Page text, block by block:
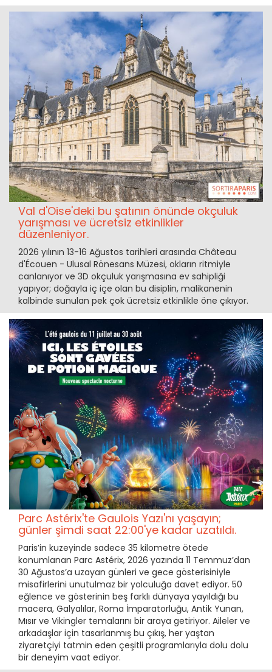
Val d'Oise'deki bu şatının önünde okçuluk
yarışması ve ücretsiz etkinlikler
düzenleniyor.
2026 yılının 13-16 Ağustos tarihleri arasında Château
d'Écouen - Ulusal Rönesans Müzesi, okların ritmiyle
canlanıyor ve 3D okçuluk yarışmasına ev sahipliği
yapıyor; doğayla iç içe olan bu disiplin, malikanenin
kalbinde sunulan pek çok ücretsiz etkinlikle öne çıkıyor.
Parc Astérix'te Gaulois Yazı'nı yaşayın;
günler şimdi saat 22:00'ye kadar uzatıldı.
Paris’in kuzeyinde sadece 35 kilometre ötede
konumlanan Parc Astérix, 2026 yazında 11 Temmuz’dan
30 Ağustos’a uzayan günleri ve gece gösterisiniyle
misafirlerini unutulmaz bir yolculuğa davet ediyor. 50
eğlence ve gösterinin beş farklı dünyaya yayıldığı bu
macera, Galyalılar, Roma İmparatorluğu, Antik Yunan,
Mısır ve Vikingler temalarını bir araya getiriyor. Aileler ve
arkadaşlar için tasarlanmış bu çıkış, her yaştan
ziyaretçiyi tatmin eden çeşitli programlarıyla dolu dolu
bir deneyim vaat ediyor.